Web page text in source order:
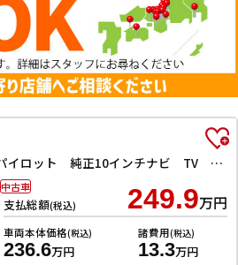
ハイウェイスターV プロパイロット 純正10インチナビ TV Bluetooth対応 アラウンドビューモニター 両側自動ドア 電子パーキング クルーズコントロール LEDヘッドライト 革巻きステアリング スマートキー
支払総額(税込) 249.9万円
車両本体価格(税込)
236.6万円
諸費用(税込)
13.3万円
中古車